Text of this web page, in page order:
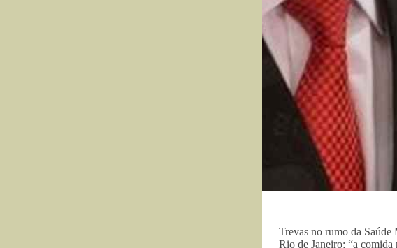
Trevas no rumo da
Rio de Janeiro; “a comida